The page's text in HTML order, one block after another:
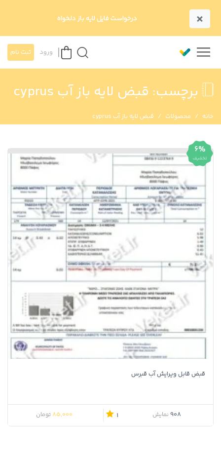
× درخواست فایل لایه باز دلخواه
ورود ثبت نام
برچسب: قبض لایه باز آب cyprus
خانه محصولات قبض لایه باز آب cyprus
6%
تخفیف
قبض قابل ویرایش آب قبرس
908 نمایش 1 قیمت اصلی 90,000 تومان بود.
85,000 تومانقیمت فعلی 85,000 تومان است.